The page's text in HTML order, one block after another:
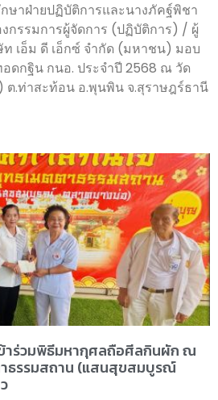
ษาฝ่ายปฏิบัติการและนางภัคฐ์พิชา
กรรมการผู้จัดการ (ปฏิบัติการ) / ผู้
เอ็ม ดี เอ็กซ์ จำกัด (มหาชน) มอบ
ดกฐิน กนอ. ประจำปี 2568 ณ วัด
ต.ท่าสะท้อน อ.พุนพิน จ.สุราษฎร์ธานี
าร่วมพิธีมหากุศลถือศีลกินผัก ณ
าธรรมสถาน (แสนสุขสมบูรณ์